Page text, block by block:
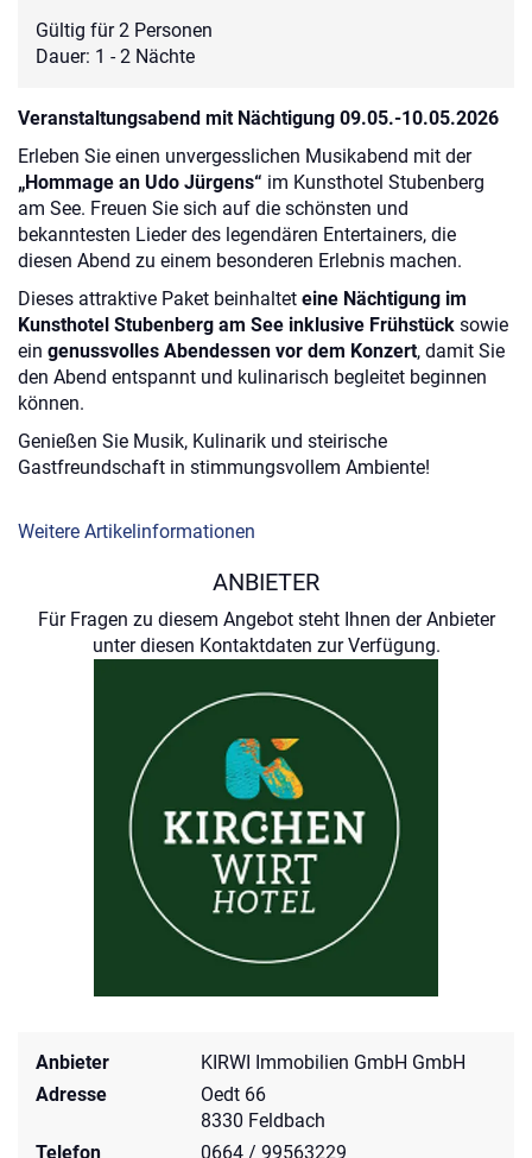
Gültig für 2 Personen
Dauer: 1 - 2 Nächte
Veranstaltungsabend mit Nächtigung 09.05.-10.05.2026
Erleben Sie einen unvergesslichen Musikabend mit der
„Hommage an Udo Jürgens“ im Kunsthotel Stubenberg
am See. Freuen Sie sich auf die schönsten und
bekanntesten Lieder des legendären Entertainers, die
diesen Abend zu einem besonderen Erlebnis machen.
Dieses attraktive Paket beinhaltet eine Nächtigung im
Kunsthotel Stubenberg am See inklusive Frühstück sowie
ein genussvolles Abendessen vor dem Konzert, damit Sie
den Abend entspannt und kulinarisch begleitet beginnen
können.
Genießen Sie Musik, Kulinarik und steirische
Gastfreundschaft in stimmungsvollem Ambiente!
Weitere Artikelinformationen
ANBIETER
Für Fragen zu diesem Angebot steht Ihnen der Anbieter
unter diesen Kontaktdaten zur Verfügung.
Anbieter
KIRWI Immobilien GmbH GmbH
Adresse
Oedt 66
8330 Feldbach
Telefon
0664 / 99563229